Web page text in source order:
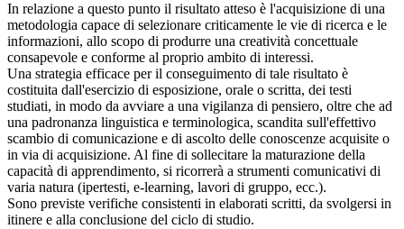
In relazione a questo punto il risultato atteso è l'acquisizione di una
metodologia capace di selezionare criticamente le vie di ricerca e le
informazioni, allo scopo di produrre una creatività concettuale
consapevole e conforme al proprio ambito di interessi.
Una strategia efficace per il conseguimento di tale risultato è
costituita dall'esercizio di esposizione, orale o scritta, dei testi
studiati, in modo da avviare a una vigilanza di pensiero, oltre che ad
una padronanza linguistica e terminologica, scandita sull'effettivo
scambio di comunicazione e di ascolto delle conoscenze acquisite o
in via di acquisizione. Al fine di sollecitare la maturazione della
capacità di apprendimento, si ricorrerà a strumenti comunicativi di
varia natura (ipertesti, e-learning, lavori di gruppo, ecc.).
Sono previste verifiche consistenti in elaborati scritti, da svolgersi in
itinere e alla conclusione del ciclo di studio.